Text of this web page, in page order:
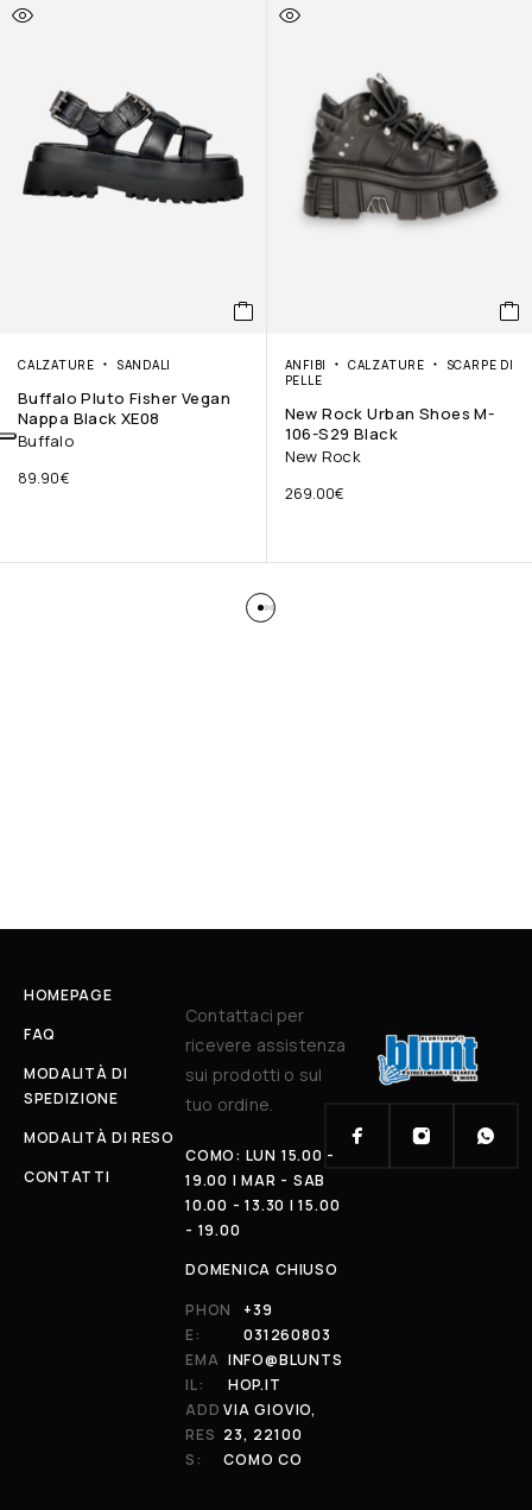
CALZATURE SANDALI
Buffalo Pluto Fisher Vegan
Nappa Black XE08
Buffalo
89.90€
ANFIBI CALZATURE
SCARPE DI
PELLE
New Rock Urban Shoes M-
106-S29 Black
New Rock
269.00€
HOMEPAGE
FAQ
MODALITÀ DI
SPEDIZIONE
MODALITÀ DI RESO
CONTATTI
Contattaci per
ricevere assistenza
sui prodotti o sul
tuo ordine.
COMO: LUN 15.00 -
19.00 | MAR - SAB
10.00 - 13.30 | 15.00
- 19.00
DOMENICA CHIUSO
PHON
E:
+39
031260803
EMA
IL:
INFO@BLUNTS
HOP.IT
ADD
RES
S:
VIA GIOVIO,
23, 22100
COMO CO